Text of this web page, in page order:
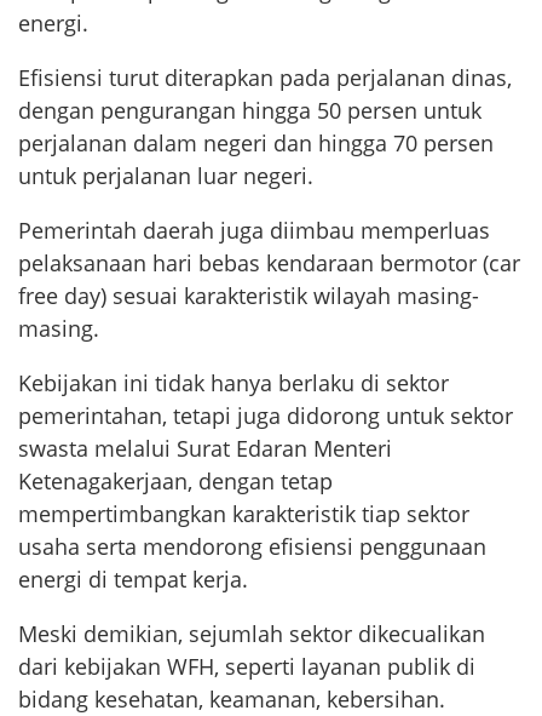
energi.
Efisiensi turut diterapkan pada perjalanan dinas,
dengan pengurangan hingga 50 persen untuk
perjalanan dalam negeri dan hingga 70 persen
untuk perjalanan luar negeri.
Pemerintah daerah juga diimbau memperluas
pelaksanaan hari bebas kendaraan bermotor (car
free day) sesuai karakteristik wilayah masing-
masing.
Kebijakan ini tidak hanya berlaku di sektor
pemerintahan, tetapi juga didorong untuk sektor
swasta melalui Surat Edaran Menteri
Ketenagakerjaan, dengan tetap
mempertimbangkan karakteristik tiap sektor
usaha serta mendorong efisiensi penggunaan
energi di tempat kerja.
Meski demikian, sejumlah sektor dikecualikan
dari kebijakan WFH, seperti layanan publik di
bidang kesehatan, keamanan, kebersihan.